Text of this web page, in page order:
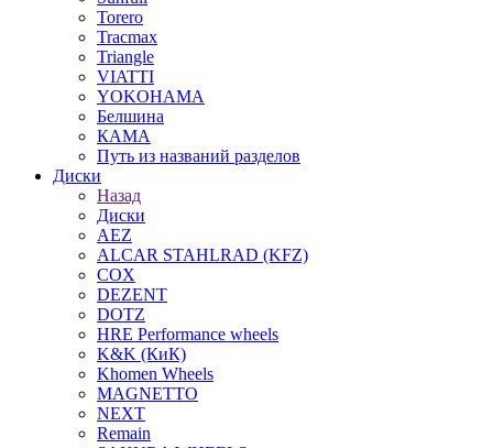
Torero
Tracmax
Triangle
VIATTI
YOKOHAMA
Белшина
КАМА
Путь из названий разделов
Диски
Назад
Диски
AEZ
ALCAR STAHLRAD (KFZ)
COX
DEZENT
DOTZ
HRE Performance wheels
K&K (КиК)
Khomen Wheels
MAGNETTO
NEXT
Remain